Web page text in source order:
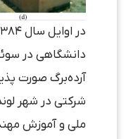
دانشگاهی در
شرکتی در شهر
ملی و آموزش